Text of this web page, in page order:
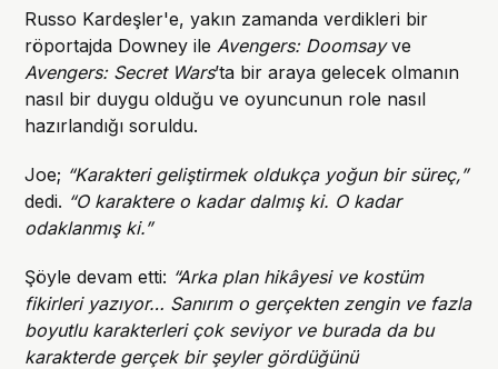
Russo Kardeşler'e, yakın zamanda verdikleri bir
röportajda Downey ile Avengers: Doomsayve
Avengers: Secret Wars’ta bir araya gelecek olmanın
nasıl bir duygu olduğu ve oyuncunun role nasıl
hazırlandığı soruldu.
Joe; “Karakteri geliştirmek oldukça yoğun bir süreç,”
dedi. “O karaktere o kadar dalmış ki. O kadar
odaklanmış ki.”
Şöyle devam etti: “Arka plan hikâyesi ve kostüm
fikirleri yazıyor… Sanırım o gerçekten zengin ve fazla
boyutlu karakterleri çok seviyor ve burada da bu
karakterde gerçek bir şeyler gördüğünü